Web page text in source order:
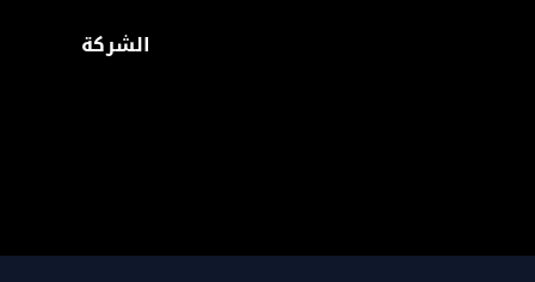
الشركة